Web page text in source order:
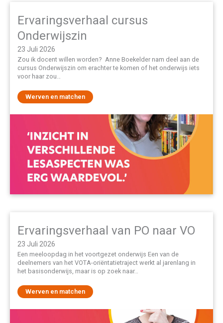
Ervaringsverhaal cursus
Onderwijszin
23 Juli 2026
Zou ik docent willen worden? Anne Boekelder nam deel aan de
cursus Onderwijszin om erachter te komen of het onderwijs iets
voor haar zou…
Werven en matchen
Ervaringsverhaal van PO naar VO
23 Juli 2026
Een meeloopdag in het voortgezet onderwijs Een van de
deelnemers van het VOTA-oriëntatietraject werkt al jarenlang in
het basisonderwijs, maar is op zoek naar…
Werven en matchen